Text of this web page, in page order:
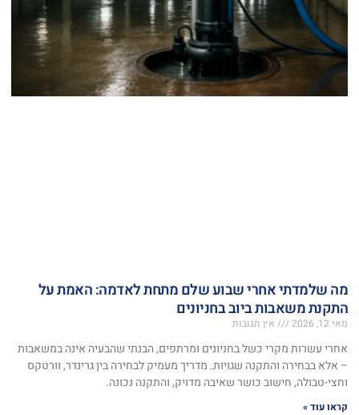
מה שלמדתי אחרי שבוע שלם מתחת לאדמה: האמת על
התקנת משאבות ביוב בחניונים
מאי 12, 2026 אין תגובות
אחרי עשרות מקרי כשל בחניונים ומרתפים, הבנתי שהבעיה אינה במשאבות
– אלא בבחירה והתקנה שגויות. מדריך מעמיק לבחירה בין גרינדר, וורטקס
וחצי-טבולה, חישוב כושר שאיבה מדויק, והתקנה נכונה.
קראו עוד »